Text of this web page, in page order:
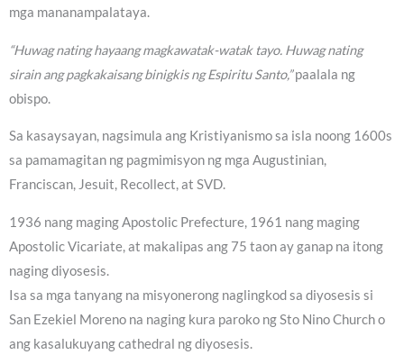
mga mananampalataya.
“Huwag nating hayaang magkawatak-watak tayo. Huwag nating
sirain ang pagkakaisang binigkis ng Espiritu Santo,”paalala ng
obispo.
Sa kasaysayan, nagsimula ang Kristiyanismo sa isla noong 1600s
sa pamamagitan ng pagmimisyon ng mga Augustinian,
Franciscan, Jesuit, Recollect, at SVD.
1936 nang maging Apostolic Prefecture, 1961 nang maging
Apostolic Vicariate, at makalipas ang 75 taon ay ganap na itong
naging diyosesis.
Isa sa mga tanyang na misyonerong naglingkod sa diyosesis si
San Ezekiel Moreno na naging kura paroko ng Sto Nino Church o
ang kasalukuyang cathedral ng diyosesis.